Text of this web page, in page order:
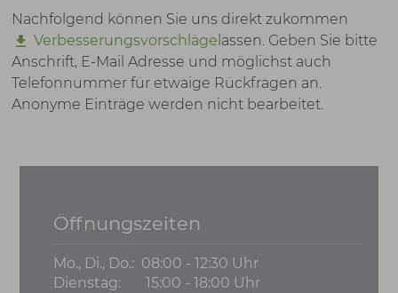
Nachfolgend können Sie uns
Verbesserungsvorschläge
direkt zukommen
lassen. Geben Sie bitte
Anschrift, E-Mail Adresse und möglichst auch
Telefonnummer für etwaige Rückfragen an.
Anonyme Einträge werden nicht bearbeitet.
Öffnungszeiten
Mo., Di., Do.: 08:00 - 12:30 Uhr
Dienstag:15:00 - 18:00 Uhr